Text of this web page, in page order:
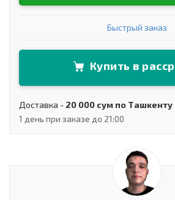
Быстрый заказ
Купить в
Доставка - 20 000 сум по Ташкенту
1 день при заказе до 21:00